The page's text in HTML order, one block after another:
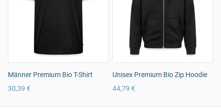
Männer Premium Bio T-Shirt
30,39 €
Unisex Premium Bio Zip Hoodie
44,79 €